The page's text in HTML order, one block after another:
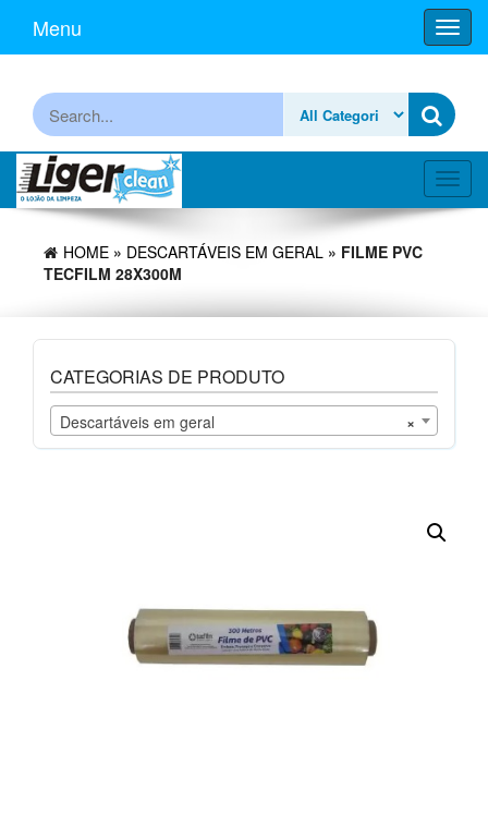
the
Menu
HOME » DESCARTÁVEIS EM GERAL » FILME PVC
TECFILM 28X300M
CATEGORIAS DE PRODUTO
×
Descartáveis em geral